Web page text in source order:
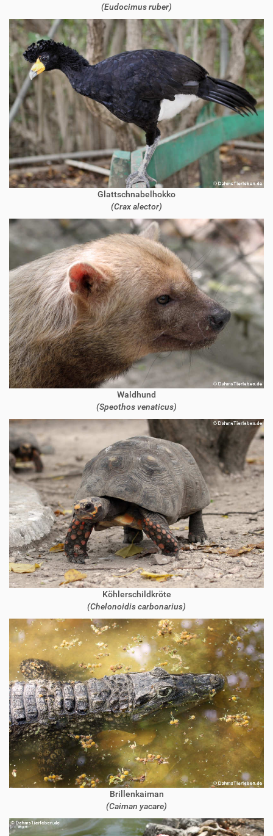
(Eudocimus ruber)
Glattschnabelhokko
(Crax alector)
Waldhund
(Speothos venaticus)
Köhlerschildkröte
(Chelonoidis carbonarius)
Brillenkaiman
(Caiman yacare)